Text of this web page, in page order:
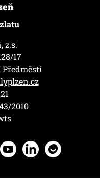
z.s.
17
Předměstí
2010
YouTubeLinkedInHerohero